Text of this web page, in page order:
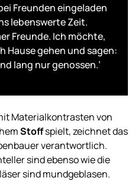
Freunden eingeladen
lebenswerte Zeit.
Freunde. Ich möchte,
Hause gehen und sagen:
lang nur genossen.’
Materialkontrasten von
Stoffspielt, zeichnet das
verantwortlich.
sind ebenso wie die
sind mundgeblasen.